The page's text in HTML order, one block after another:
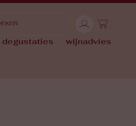
degustaties wijnadvies